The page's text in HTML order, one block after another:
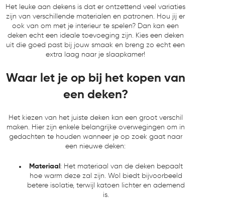
Het leuke aan dekens is dat er ontzettend veel variaties
zijn van verschillende materialen en patronen. Hou jij er
ook van om met je interieur te spelen? Dan kan een
deken echt een ideale toevoeging zijn. Kies een deken
uit die goed past bij jouw smaak en breng zo echt een
extra laag naar je slaapkamer!
Waar let je op bij het kopen van
een deken?
Het kiezen van het juiste deken kan een groot verschil
maken. Hier zijn enkele belangrijke overwegingen om in
gedachten te houden wanneer je op zoek gaat naar
een nieuwe deken:
Materiaal : Het materiaal van de deken bepaalt
hoe warm deze zal zijn. Wol biedt bijvoorbeeld
betere isolatie, terwijl katoen lichter en ademend
is.